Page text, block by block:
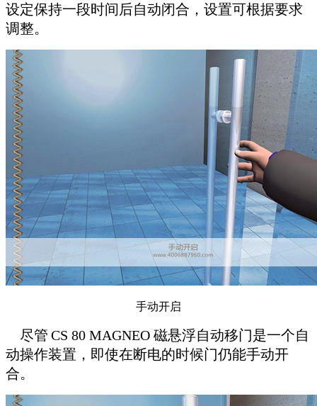
设定保持一段时间后自动闭合，设置可根据要求
调整。
手动开启
尽管 CS 80 MAGNEO 磁悬浮自动移门是一个自
动操作装置，即使在断电的时候门仍能手动开
合。